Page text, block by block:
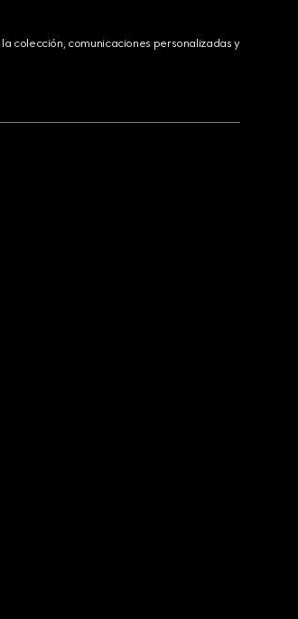
colección, comunicaciones personalizadas y